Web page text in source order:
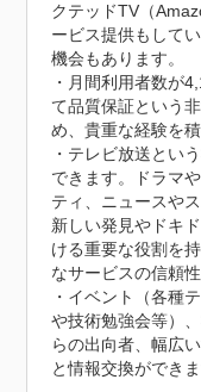
クテッドTV（
ービス提供もして
機会もあります。
・月間利用者数が
て品質保証という
め、貴重な経験を
・テレビ放送とい
できます。ドラマ
ティ、ニュースや
新しい発見やドキ
ける重要な役割を
なサービスの信頼
・イベント（各種
や技術勉強会等）
らの出向者、幅広
と情報交換ができま